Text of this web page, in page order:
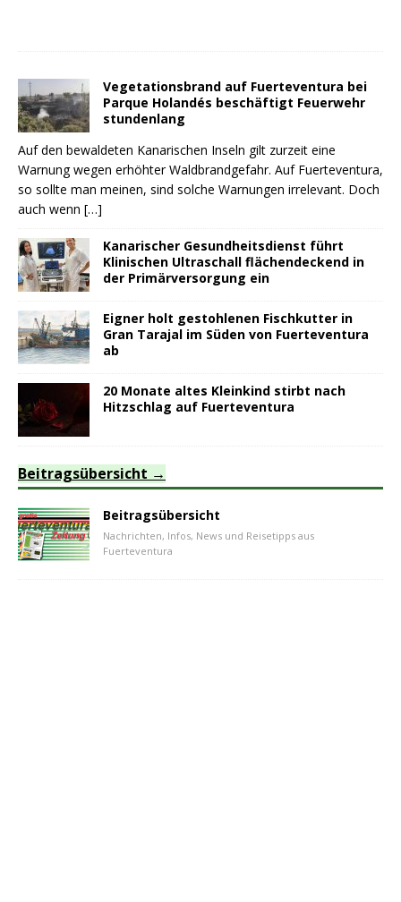
Vegetationsbrand auf Fuerteventura bei
Parque Holandés beschäftigt Feuerwehr
stundenlang
Auf den bewaldeten Kanarischen Inseln gilt zurzeit eine
Warnung wegen erhöhter Waldbrandgefahr. Auf Fuerteventura,
so sollte man meinen, sind solche Warnungen irrelevant. Doch
auch wenn […]
Kanarischer Gesundheitsdienst führt
Klinischen Ultraschall flächendeckend in
der Primärversorgung ein
Eigner holt gestohlenen Fischkutter in
Gran Tarajal im Süden von Fuerteventura
ab
20 Monate altes Kleinkind stirbt nach
Hitzschlag auf Fuerteventura
Beitragsübersicht
Beitragsübersicht
Nachrichten, Infos, News und Reisetipps aus
Fuerteventura